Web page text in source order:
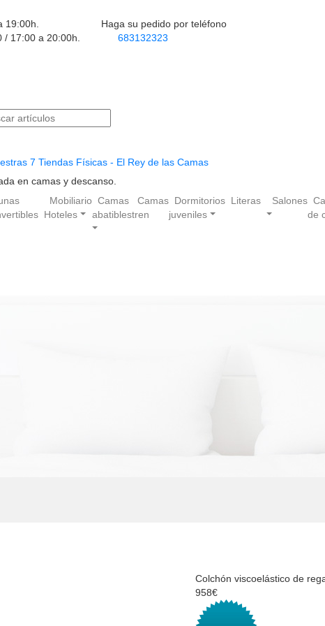
19:00h.
17:00 a 20:00h.
Haga su pedido por teléfono
683132323
7 Tiendas Físicas - El Rey de las Camas
en camas y descanso.
Mobiliario
Hoteles
Camas
abatibles
Camas
tren
Dormitorios
juveniles
Literas Salones
de
Colchón viscoelástico de
958€